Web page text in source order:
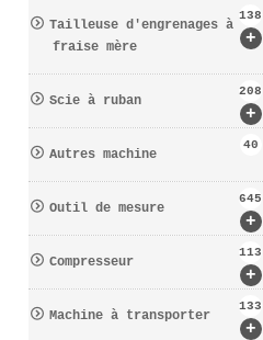
+
Tailleuse d′engrenages à
fraise mère
138
+
Scie à ruban
208
Autres machine
40
+
Outil de mesure
645
+
Compresseur
113
+
Machine à transporter
133